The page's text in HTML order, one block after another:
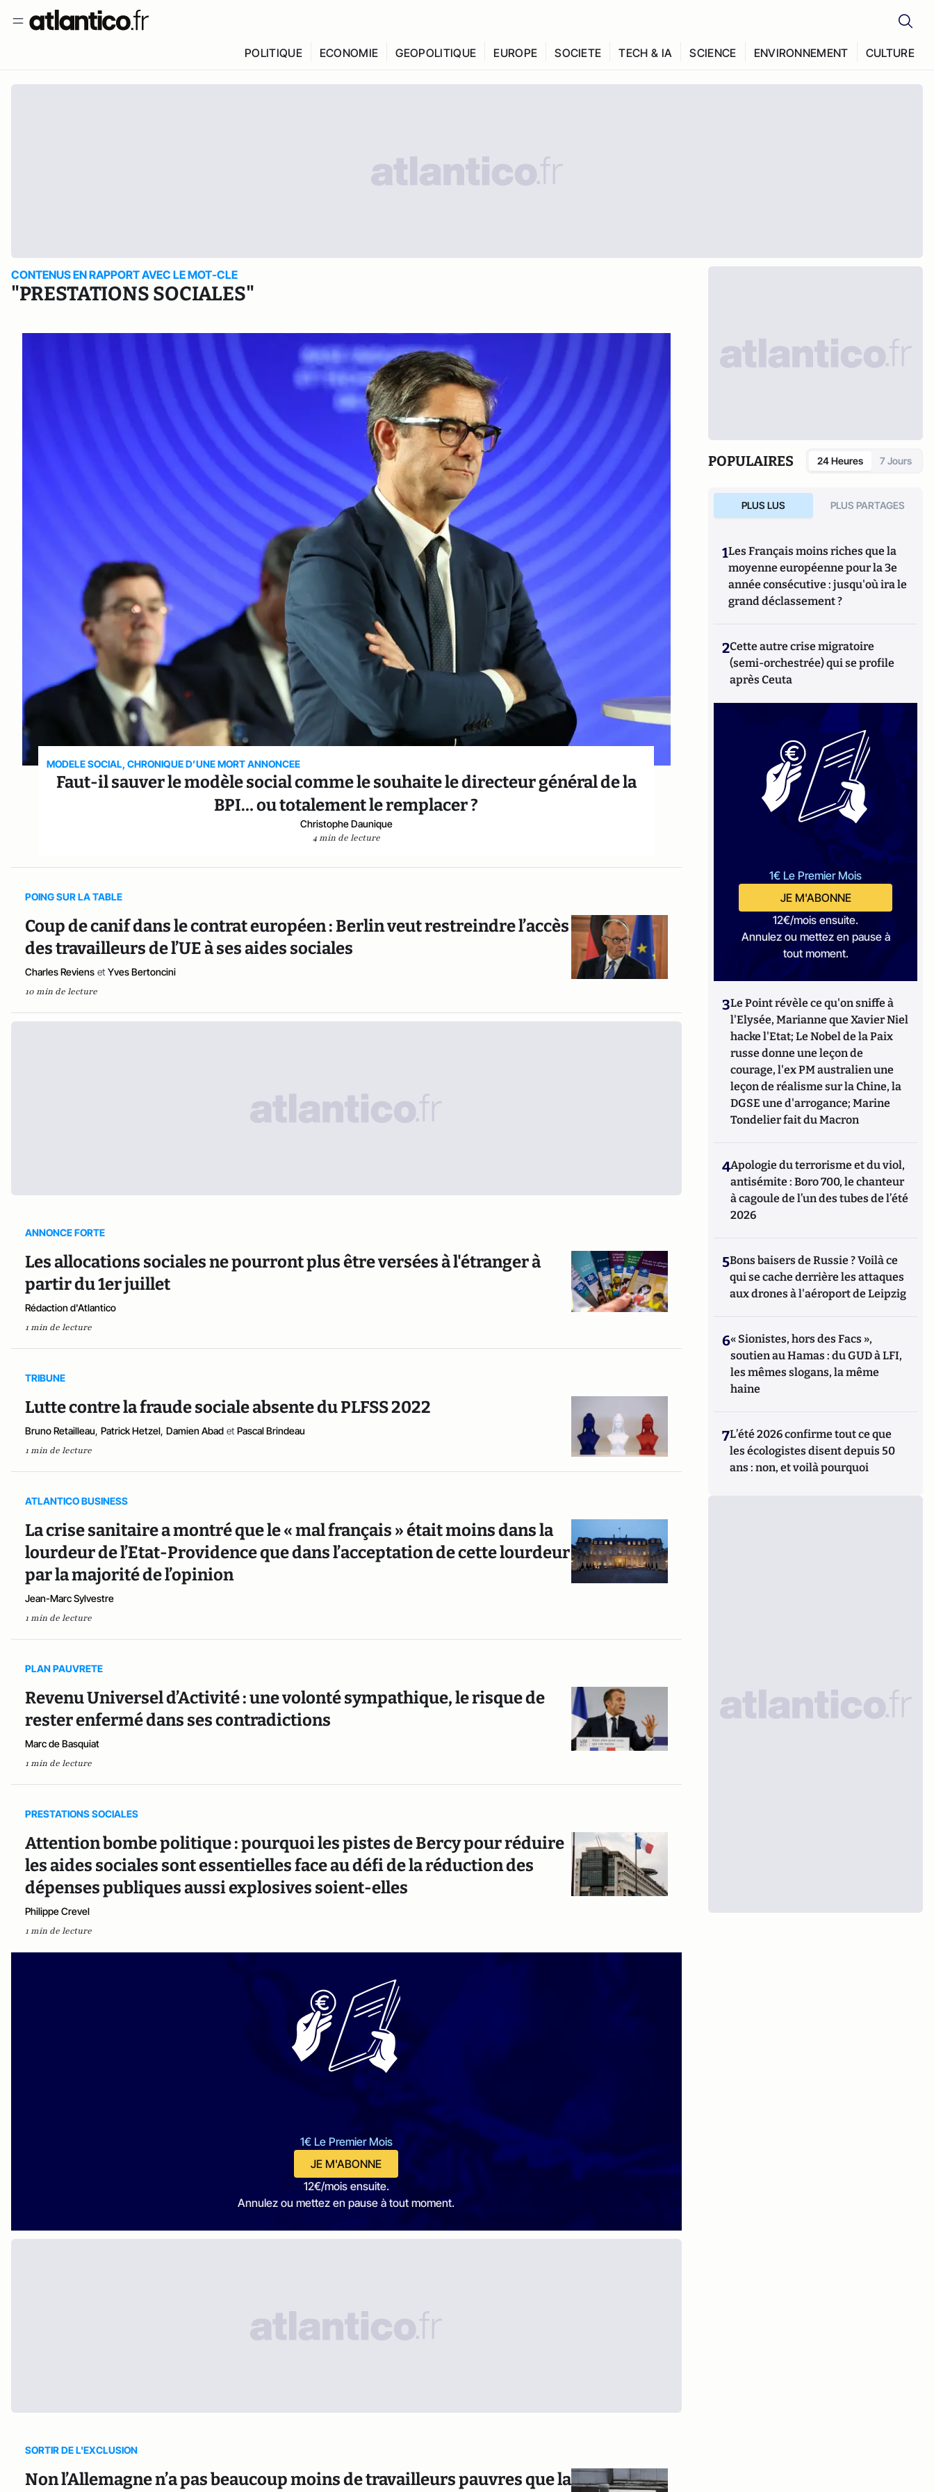
POLITIQUE ECONOMIE GEOPOLITIQUE EUROPE SOCIETE TECH & IA SCIENCE ENVIRONNEMENT CULTURE
CONTENUS EN RAPPORT AVEC LE MOT-CLE
"PRESTATIONS SOCIALES"
MODELE SOCIAL, CHRONIQUE D’UNE MORT ANNONCEE
Faut-il sauver le modèle social comme le souhaite le directeur général de la
BPI… ou totalement le remplacer ?
Christophe Daunique
4 min de lecture
POING SUR LA TABLE
Coup de canif dans le contrat européen : Berlin veut restreindre l’accès
des travailleurs de l’UE à ses aides sociales
Charles Reviens et Yves Bertoncini
10 min de lecture
ANNONCE FORTE
Les allocations sociales ne pourront plus être versées à l'étranger à
partir du 1er juillet
Rédaction d'Atlantico
1 min de lecture
TRIBUNE
Lutte contre la fraude sociale absente du PLFSS 2022
Bruno Retailleau, Patrick Hetzel, Damien Abad et Pascal Brindeau
1 min de lecture
ATLANTICO BUSINESS
La crise sanitaire a montré que le « mal français » était moins dans la
lourdeur de l’Etat-Providence que dans l’acceptation de cette lourdeur
par la majorité de l’opinion
Jean-Marc Sylvestre
1 min de lecture
PLAN PAUVRETE
Revenu Universel d’Activité : une volonté sympathique, le risque de
rester enfermé dans ses contradictions
Marc de Basquiat
1 min de lecture
PRESTATIONS SOCIALES
Attention bombe politique : pourquoi les pistes de Bercy pour réduire
les aides sociales sont essentielles face au défi de la réduction des
dépenses publiques aussi explosives soient-elles
Philippe Crevel
1 min de lecture
1€ Le Premier Mois
JE M'ABONNE
12€/mois ensuite.
Annulez ou mettez en pause à tout moment.
SORTIR DE L'EXCLUSION
Non l’Allemagne n’a pas beaucoup moins de travailleurs pauvres que la
POPULAIRES 24 Heures 7 Jours
PLUS LUS PLUS PARTAGES
1Les Français moins riches que la
moyenne européenne pour la 3e
année consécutive : jusqu'où ira le
grand déclassement ?
2Cette autre crise migratoire
(semi-orchestrée) qui se profile
après Ceuta
1€ Le Premier Mois
JE M'ABONNE
12€/mois ensuite.
Annulez ou mettez en pause à
tout moment.
3Le Point révèle ce qu'on sniffe à
l'Elysée, Marianne que Xavier Niel
hacke l'Etat; Le Nobel de la Paix
russe donne une leçon de
courage, l'ex PM australien une
leçon de réalisme sur la Chine, la
DGSE une d'arrogance; Marine
Tondelier fait du Macron
4Apologie du terrorisme et du viol,
antisémite : Boro 700, le chanteur
à cagoule de l’un des tubes de l’été
2026
5Bons baisers de Russie ? Voilà ce
qui se cache derrière les attaques
aux drones à l'aéroport de Leipzig
6« Sionistes, hors des Facs »,
soutien au Hamas : du GUD à LFI,
les mêmes slogans, la même
haine
7L’été 2026 confirme tout ce que
les écologistes disent depuis 50
ans : non, et voilà pourquoi